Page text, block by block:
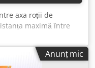
axa roții de
maximă între
maximă de
pe fiecare viteză: 2
Dimensiuni roată vas:
Anunț mic